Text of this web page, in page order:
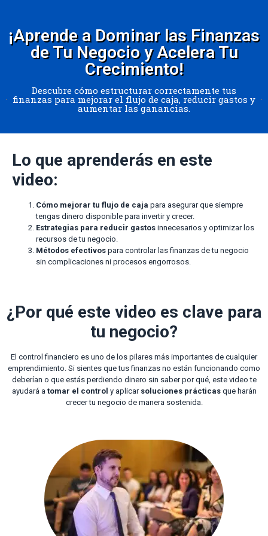
¡Aprende a Dominar las Finanzas
de Tu Negocio y Acelera Tu
Crecimiento!
Descubre cómo estructurar correctamente tus
finanzas para mejorar el flujo de caja, reducir gastos y
aumentar las ganancias.
Lo que aprenderás en este
video:
Cómo mejorar tu flujo de caja para asegurar que siempre
tengas dinero disponible para invertir y crecer.
Estrategias para reducir gastos innecesarios y optimizar los
recursos de tu negocio.
Métodos efectivos para controlar las finanzas de tu negocio
sin complicaciones ni procesos engorrosos.
¿Por qué este video es clave para
tu negocio?
El control financiero es uno de los pilares más importantes de cualquier
emprendimiento. Si sientes que tus finanzas no están funcionando como
deberían o que estás perdiendo dinero sin saber por qué, este video te
ayudará a tomar el control y aplicar soluciones prácticasque harán
crecer tu negocio de manera sostenida.